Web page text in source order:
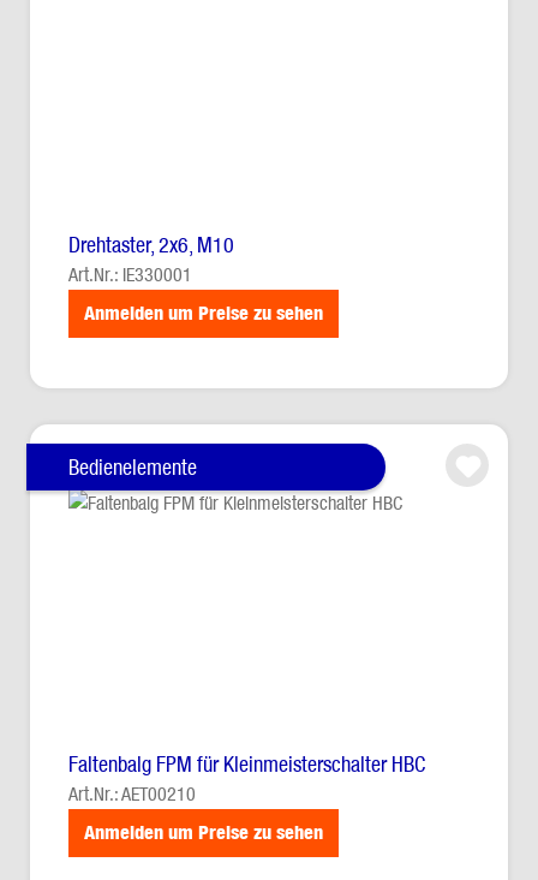
Drehtaster, 2x6, M10
Art.Nr.: IE330001
Anmelden um Preise zu sehen
Bedienelemente
Faltenbalg FPM für Kleinmeisterschalter HBC
Art.Nr.: AET00210
Anmelden um Preise zu sehen